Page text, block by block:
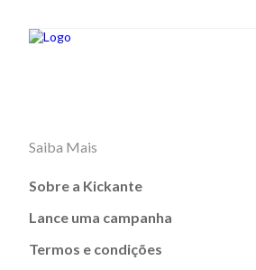
Saiba Mais
Sobre a Kickante
Lance uma campanha
Termos e condições